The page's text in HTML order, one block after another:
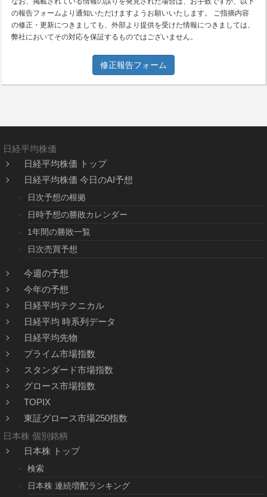
の報告フォームより通知いただけますようお願いいたします。 ご指摘内容
の修正・更新につきましても、外部より提供を受けた情報につきましては、
弊社においてその対応を保証するものではございません。
修正報告フォーム
日経平均株価
日経平均株価 トップ
日経平均株価 今日のAI予想
日次予想の根拠
日時予想の勝敗カレンダー
1年間の勝敗一覧
日次売買予想
今週の予想
今年の予想
日経平均テクニカル
日経平均 時系列データ
日経平均先物
プライム市場指数
スタンダード市場指数
グロース市場指数
TOPIX
東証グロース市場250指数
日本株 個別銘柄
日本株 トップ
検索
日本株 連続増配ランキング